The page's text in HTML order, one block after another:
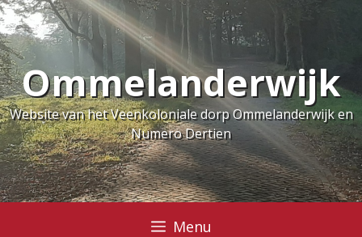
Ga
naar
de
inhoudOmmelanderwijk
Website van het Veenkoloniale dorp Ommelanderwijk en
Numero Dertien
Menu